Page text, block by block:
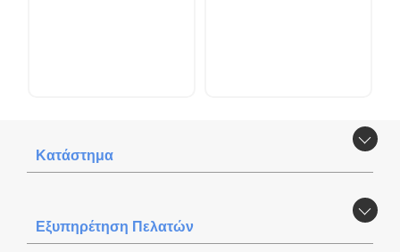
Κατάστημα
Εξυπηρέτηση Πελατών